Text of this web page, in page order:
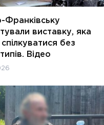
Франківську
виставку, яка
без
Відео